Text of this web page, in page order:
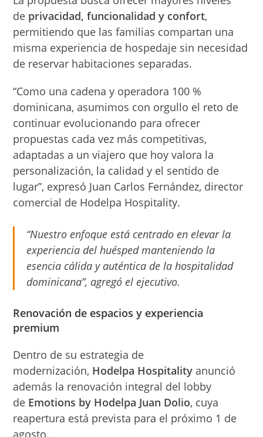
de privacidad, funcionalidad y confort,
permitiendo que las familias compartan una
misma experiencia de hospedaje sin necesidad
de reservar habitaciones separadas.
“Como una cadena y operadora 100 %
dominicana, asumimos con orgullo el reto de
continuar evolucionando para ofrecer
propuestas cada vez más competitivas,
adaptadas a un viajero que hoy valora la
personalización, la calidad y el sentido de
lugar”, expresó Juan Carlos Fernández, director
comercial de Hodelpa Hospitality.
“Nuestro enfoque está centrado en elevar la
experiencia del huésped manteniendo la
esencia cálida y auténtica de la hospitalidad
dominicana”, agregó el ejecutivo.
Renovación de espacios y experiencia
premium
Dentro de su estrategia de
modernización, Hodelpa Hospitality anunció
además la renovación integral del lobby
de Emotions by Hodelpa Juan Dolio, cuya
reapertura está prevista para el próximo 1 de
agosto.